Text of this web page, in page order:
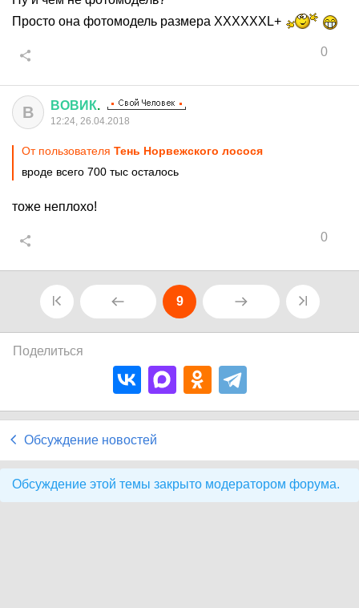
Просто она фотомодель размера XXXXXXL+
0
В ВОВИК.
12:24, 26.04.2018
От пользователя Тень Норвежского лосося
вроде всего 700 тыс осталось
тоже неплохо!
0
9
Поделиться
Обсуждение новостей
Обсуждение этой темы закрыто модератором форума.